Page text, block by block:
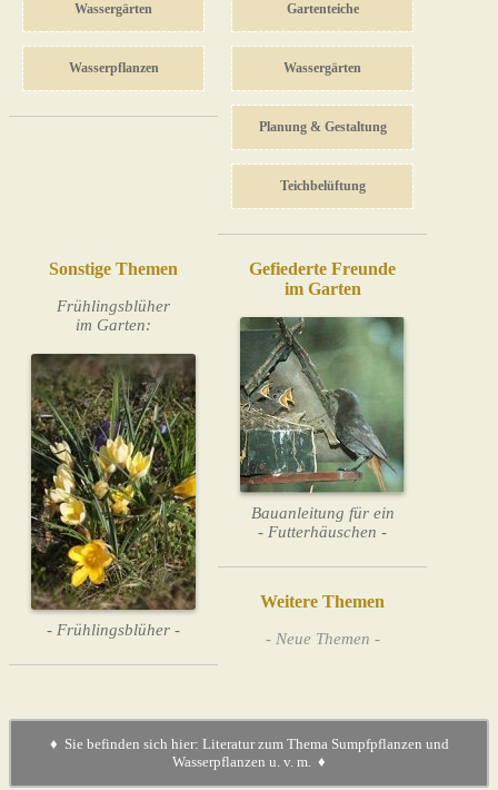
Wassergärten
Wasserpflanzen
Gartenteiche
Wassergärten
Planung & Gestaltung
Teichbelüftung
Sonstige Themen
Frühlingsblüher
im Garten:
- Frühlingsblüher -
Gefiederte Freunde
im Garten
Bauanleitung für ein
- Futterhäuschen -
Weitere Themen
- Neue Themen -
♦ Sie befinden sich hier: Literatur zum Thema Sumpfpflanzen und
Wasserpflanzen u. v. m. ♦